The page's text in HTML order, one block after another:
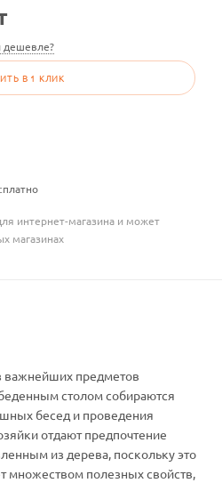
дешевле?
В 1 КЛИК
интернет-магазина и может
магазинах
важнейших предметов
столом собираются
бесед и проведения
отдают предпочтение
из дерева, поскольку это
множеством полезных свойств,